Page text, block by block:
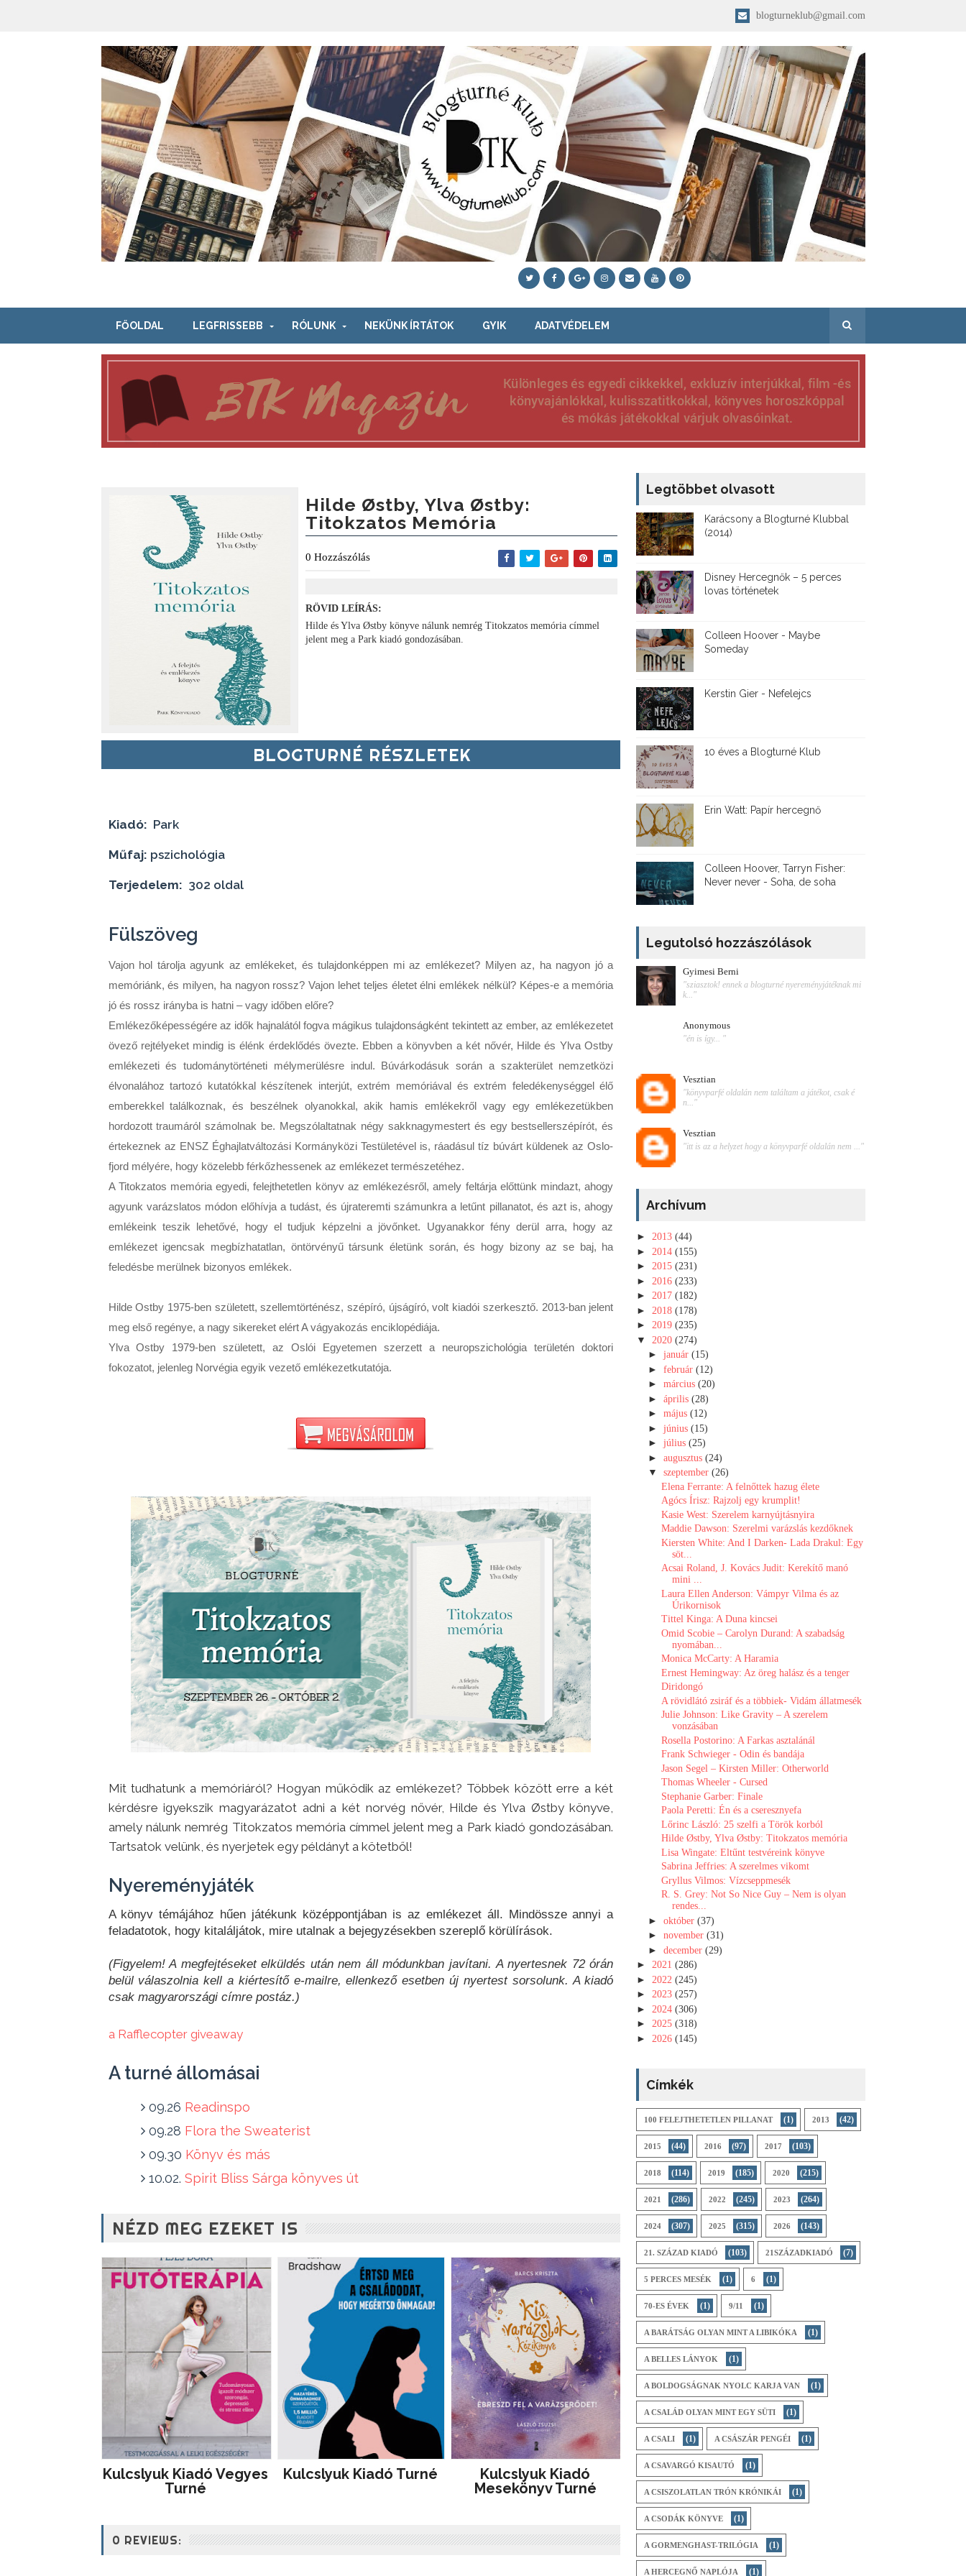
blogturneklub@gmail.com
FŐOLDAL LEGFRISSEBB RÓLUNK NEKÜNK ÍRTÁTOK GYIK ADATVÉDELEM
Hilde Østby, Ylva Østby:
Titokzatos Memória
0 Hozzászólás
RÖVID LEÍRÁS:
Hilde és Ylva Østby könyve nálunk nemrég Titokzatos memória címmel
jelent meg a Park kiadó gondozásában.
BLOGTURNÉ RÉSZLETEK
Kiadó: Park
Műfaj: pszichológia
Terjedelem: 302 oldal
Fülszöveg
Vajon ​hol tárolja agyunk az emlékeket, és tulajdonképpen mi az emlékezet? Milyen az, ha nagyon jó a
memóriánk, és milyen, ha nagyon rossz? Vajon lehet teljes életet élni emlékek nélkül? Képes-e a memória
jó és rossz irányba is hatni – vagy időben előre?
Emlékezőképességére az idők hajnalától fogva mágikus tulajdonságként tekintett az ember, az emlékezetet
övező rejtélyeket mindig is élénk érdeklődés övezte. Ebben a könyvben a két nővér, Hilde és Ylva Ostby
emlékezeti és tudománytörténeti mélymerülésre indul. Búvárkodásuk során a szakterület nemzetközi
élvonalához tartozó kutatókkal készítenek interjút, extrém memóriával és extrém feledékenységgel élő
emberekkel találkoznak, és beszélnek olyanokkal, akik hamis emlékekről vagy egy emlékezetükben
hordozott traumáról számolnak be. Megszólaltatnak négy sakknagymestert és egy bestsellerszépírót, és
értekeznek az ENSZ Éghajlatváltozási Kormányközi Testületével is, ráadásul tíz búvárt küldenek az Oslo-
fjord mélyére, hogy közelebb férkőzhessenek az emlékezet természetéhez.
A Titokzatos memória egyedi, felejthetetlen könyv az emlékezésről, amely feltárja előttünk mindazt, ahogy
agyunk varázslatos módon előhívja a tudást, és újrateremti számunkra a letűnt pillanatot, és azt is, ahogy
emlékeink teszik lehetővé, hogy el tudjuk képzelni a jövőnket. Ugyanakkor fény derül arra, hogy az
emlékezet igencsak megbízhatatlan, öntörvényű társunk életünk során, és hogy bizony az se baj, ha
feledésbe merülnek bizonyos emlékek.
Hilde Ostby 1975-ben született, szellemtörténész, szépíró, újságíró, volt kiadói szerkesztő. 2013-ban jelent
meg első regénye, a nagy sikereket elért A vágyakozás enciklopédiája.
Ylva Ostby 1979-ben született, az Oslói Egyetemen szerzett a neuropszichológia területén doktori
fokozatot, jelenleg Norvégia egyik vezető emlékezetkutatója.
Mit tudhatunk a memóriáról? Hogyan működik az emlékezet? Többek között erre a két
kérdésre igyekszik magyarázatot adni a két norvég nővér, Hilde és Ylva Østby könyve,
amely nálunk nemrég Titokzatos memória címmel jelent meg a Park kiadó gondozásában.
Tartsatok velünk, és nyerjetek egy példányt a kötetből!
Nyereményjáték
A könyv témájához hűen játékunk középpontjában is az emlékezet áll. Mindössze annyi a
feladatotok, hogy kitaláljátok, mire utalnak a bejegyzésekben szereplő körülírások.
(Figyelem! A megfejtéseket elküldés után nem áll módunkban javítani. A nyertesnek 72 órán
belül válaszolnia kell a kiértesítő e-mailre, ellenkező esetben új nyertest sorsolunk. A kiadó
csak magyarországi címre postáz.)
a Rafflecopter giveaway
A turné állomásai
09.26 Readinspo
09.28 Flora the Sweaterist
09.30 Könyv és más
10.02. Spirit Bliss Sárga könyves út
NÉZD MEG EZEKET IS
Kulcslyuk Kiadó Vegyes
Turné
Kulcslyuk Kiadó Turné
Kulcslyuk Kiadó
Mesekönyv Turné
0 REVIEWS:
Legtöbbet olvasott
Karácsony a Blogturné Klubbal
(2014)
Disney ​Hercegnők – 5 perces
lovas történetek
Colleen Hoover - Maybe
Someday
Kerstin Gier - Nefelejcs
10 éves a Blogturné Klub
Erin Watt: Papír hercegnő
Colleen Hoover, Tarryn Fisher:
Never never - Soha, de soha
Legutolsó hozzászólások
Gyimesi Berni
"sziasztok! ennek a blogturné nyereményjátéknak mi
k..."
Anonymous
"én is így... "
Vesztian
"könyvparfé oldalán nem találtam a játékot, csak é
n..."
Vesztian
"itt is az a helyzet hogy a könyvparfé oldalán nem ..."
Archívum
► 2013 (44)
► 2014 (155)
► 2015 (231)
► 2016 (233)
► 2017 (182)
► 2018 (178)
► 2019 (235)
▼ 2020 (274)
►január(15)
►február(12)
►március(20)
►április(28)
►május(12)
►június(15)
►július(25)
►augusztus(24)
▼ szeptember(26)
Elena Ferrante: A felnőttek hazug élete
Agócs Írisz: Rajzolj egy krumplit!
Kasie West: Szerelem karnyújtásnyira
Maddie Dawson: Szerelmi varázslás kezdőknek
Kiersten White: And I Darken- Lada Drakul: Egy
söt...
Acsai Roland, J. Kovács Judit: Kerekítő manó
mini ...
Laura Ellen Anderson: Vámpyr Vilma és az
Úrikornisok
Tittel Kinga: A Duna kincsei
Omid Scobie – Carolyn Durand: A szabadság
nyomában...
Monica McCarty: A Haramia
Ernest Hemingway: Az öreg halász és a tenger
Diridongó
A ​rövidlátó zsiráf és a többiek- Vidám állatmesék
Julie Johnson: Like Gravity – A szerelem
vonzásában
Rosella Postorino: A Farkas asztalánál
Frank Schwieger - Odin ​és bandája
Jason Segel – Kirsten Miller: Otherworld
Thomas Wheeler - Cursed
Stephanie Garber: Finale
Paola Peretti: Én ​és a cseresznyefa
Lőrinc László: 25 szelfi a Török korból
Hilde Østby, Ylva Østby: Titokzatos memória
Lisa Wingate: Eltűnt testvéreink könyve
Sabrina Jeffries: A ​szerelmes vikomt
Gryllus Vilmos: Vízcseppmesék
R. S. Grey: Not ​So Nice Guy – Nem is olyan
rendes...
►október(37)
►november(31)
►december(29)
► 2021 (286)
► 2022 (245)
► 2023 (257)
► 2024 (306)
► 2025 (318)
► 2026 (145)
Címkék
100 FELEJTHETETLEN PILLANAT (1) 2013 (42)
2015 (44) 2016 (97) 2017 (103)
2018 (114) 2019 (185) 2020 (215)
2021 (286) 2022 (245) 2023 (264)
2024 (307) 2025 (315) 2026 (143)
21. SZÁZAD KIADÓ (103) 21SZÁZADKIADÓ (7)
5 PERCES MESÉK (1) 6 (1)
70-ES ÉVEK (1) 9/11 (1)
A BARÁTSÁG OLYAN MINT A LIBIKÓKA (1)
A BELLES LÁNYOK (1)
A BOLDOGSÁGNAK NYOLC KARJA VAN (1)
A CSALÁD OLYAN MINT EGY SÜTI (1)
A CSALI (1) A CSÁSZÁR PENGÉI (1)
A CSAVARGÓ KISAUTÓ (1)
A CSISZOLATLAN TRÓN KRÓNIKÁI (1)
A CSODÁK KÖNYVE (1)
A GORMENGHAST-TRILÓGIA (1)
A HERCEGNŐ NAPLÓJA (1)